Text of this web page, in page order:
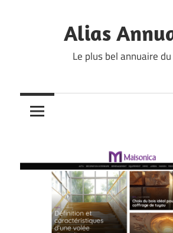
Alias
Le plus bel annuaire